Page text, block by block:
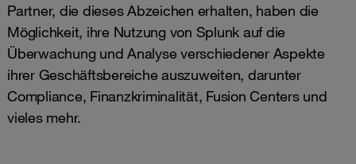
Partner, die dieses Abzeichen erhalten, haben die
Möglichkeit, ihre Nutzung von Splunk auf die
Überwachung und Analyse verschiedener Aspekte
ihrer Geschäftsbereiche auszuweiten, darunter
Compliance, Finanzkriminalität, Fusion Centers und
vieles mehr.